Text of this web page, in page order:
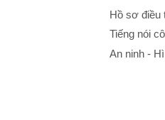
Hồ sơ điều
Tiếng nói
An ninh -